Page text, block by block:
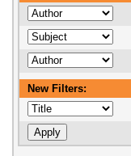
New Filters: